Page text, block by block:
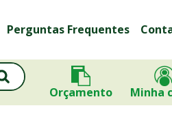
Perguntas Frequentes
Orçamento Minha